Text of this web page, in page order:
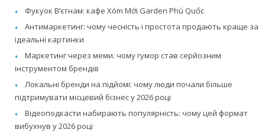
Фукуок В’єтнам: кафе Xóm Mới Garden Phú Quốc
Антимаркетинг: чому чесність і простота продають краще за
ідеальні картинки
Маркетинг через меми: чому гумор став серйозним
інструментом брендів
Локальні бренди на підйомі: чому люди почали більше
підтримувати місцевий бізнес у 2026 році
Відеоподкасти набирають популярність: чому цей формат
вибухнув у 2026 році